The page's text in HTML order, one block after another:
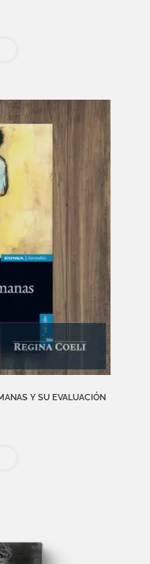
Y SU EVALUACIÓN